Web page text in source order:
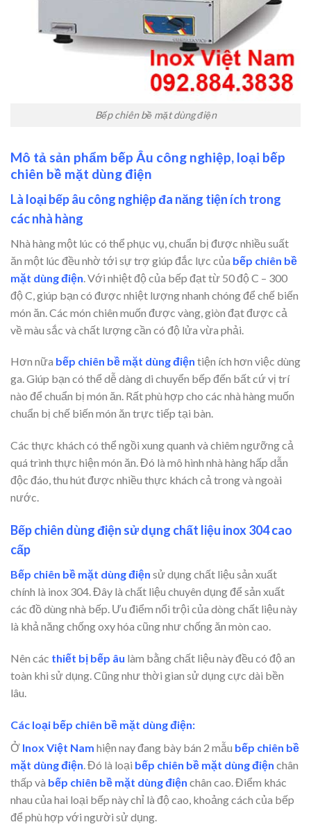
Bếp chiên bề mặt dùng điện
Mô tả sản phẩm bếp Âu công nghiệp, loại bếp
chiên bề mặt dùng điện
Là loại bếp âu công nghiệp đa năng tiện ích trong
các nhà hàng
Nhà hàng một lúc có thể phục vụ, chuẩn bị được nhiều suất
ăn một lúc đều nhờ tới sự trợ giúp đắc lực của bếp chiên bề
mặt dùng điện . Với nhiệt độ của bếp đạt từ 50 độ C – 300
độ C, giúp bạn có được nhiệt lượng nhanh chóng để chế biến
món ăn. Các món chiên muốn được vàng, giòn đạt được cả
về màu sắc và chất lượng cần có độ lửa vừa phải.
Hơn nữa bếp chiên bề mặt dùng điện tiện ích hơn việc dùng
ga. Giúp bạn có thể dễ dàng di chuyển bếp đến bất cứ vị trí
nào để chuẩn bị món ăn. Rất phù hợp cho các nhà hàng muốn
chuẩn bị chế biến món ăn trực tiếp tại bàn.
Các thực khách có thể ngồi xung quanh và chiêm ngưỡng cả
quá trình thực hiện món ăn. Đó là mô hình nhà hàng hấp dẫn
độc đáo, thu hút được nhiều thực khách cả trong và ngoài
nước.
Bếp chiên dùng điện sử dụng chất liệu inox 304 cao
cấp
Bếp chiên bề mặt dùng điện sử dụng chất liệu sản xuất
chính là inox 304. Đây là chất liệu chuyên dụng để sản xuất
các đồ dùng nhà bếp. Ưu điểm nổi trội của dòng chất liệu này
là khả năng chống oxy hóa cũng như chống ăn mòn cao.
Nên các thiết bị bếp âu làm bằng chất liệu này đều có độ an
toàn khi sử dụng. Cũng như thời gian sử dụng cực dài bền
lâu.
Các loại bếp chiên bề mặt dùng điện:
Ở Inox Việt Nam hiện nay đang bày bán 2 mẫu bếp chiên bề
mặt dùng điện . Đó là loại bếp chiên bề mặt dùng điện chân
thấp và bếp chiên bề mặt dùng điện chân cao. Điểm khác
nhau của hai loại bếp này chỉ là độ cao, khoảng cách của bếp
để phù hợp với người sử dụng.